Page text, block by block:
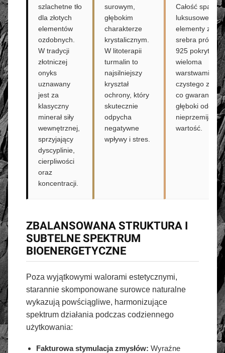
szlachetne tło
dla złotych
elementów
ozdobnych.
W tradycji
złotniczej
onyks
uznawany
jest za
klasyczny
minerał siły
wewnętrznej,
sprzyjający
dyscyplinie,
cierpliwości
oraz
koncentracji.
surowym,
głębokim
charakterze
krystalicznym.
W litoterapii
turmalin to
najsilniejszy
kryształ
ochrony, który
skutecznie
odpycha
negatywne
wpływy i stres.
Całość spajają
luksusowe
elementy ze
srebra próby
925 pokrytego
wieloma
warstwami
czystego złota,
co gwarantuje
głęboki odcień i
nieprzemijającą
wartość.
ZBALANSOWANA STRUKTURA I
SUBTELNE SPEKTRUM
BIOENERGETYCZNE
Poza wyjątkowymi walorami estetycznymi,
starannie skomponowane surowce naturalne
wykazują powściągliwe, harmonizujące
spektrum działania podczas codziennego
użytkowania:
Fakturowa stymulacja zmysłów: Wyraźne